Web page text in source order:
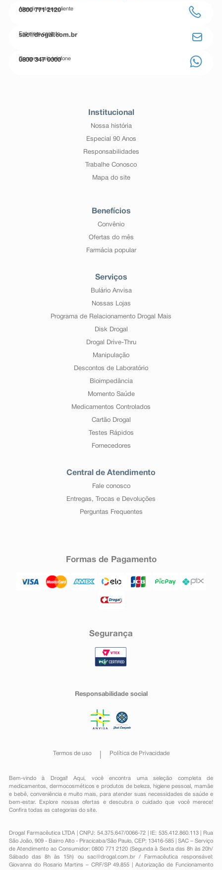
Atendimento ao cliente
0800 771 2120
Entre em contato
sac@drogal.com.br
Compre pelo telefone
0800 347 0000
Institucional
Nossa história
Especial 90 Anos
Responsabilidades
Trabalhe Conosco
Mapa do site
Benefícios
Convênio
Ofertas do mês
Farmácia popular
Serviços
Bulário Anvisa
Nossas Lojas
Programa de Relacionamento Drogal Mais
Disk Drogal
Drogal Drive-Thru
Manipulação
Descontos de Laboratório
Bioimpedância
Momento Saúde
Medicamentos Controlados
Cartão Drogal
Testes Rápidos
Fornecedores
Central de Atendimento
Fale conosco
Entregas, Trocas e Devoluções
Perguntas Frequentes
Formas de Pagamento
Segurança
Responsabilidade social
Termos de uso Política de Privacidade
Bem-vindo à Drogal! Aqui, você encontra uma seleção completa de
medicamentos , dermocosméticos e produtos de beleza, higiene pessoal ,mamãe
e bebê, conveniênciae muito mais, para atender suas necessidades de saúde e
bem-estar. Explore nossas ofertas e descubra o cuidado que você merece!
Confira todas as categorias do site.
Drogal Farmacêutica LTDA | CNPJ: 54.375.647/0066-72 | IE: 535.412.860.113 | Rua
São João, 909 - Bairro Alto - Piracicaba/São Paulo, CEP: 13416-585 | SAC – Serviço
de Atendimento ao Consumidor: 0800 771 2120 (Segunda à Sexta das 8h às 20h/
Sábado das 8h às 15h) ou sac@drogal.com.br/ Farmacêutica responsável:
Giovanna do Rosario Martins – CRF/SP 49.855 | Autorização de Funcionamento